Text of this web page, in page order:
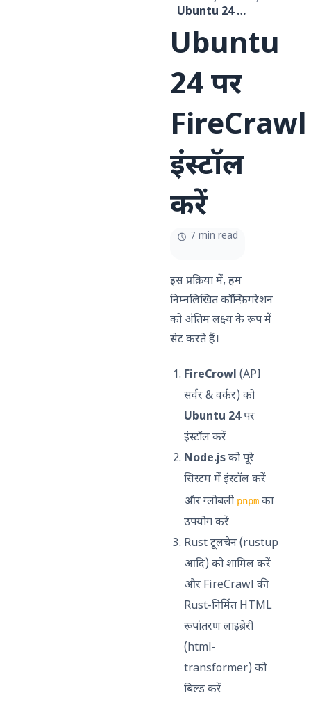
Ubuntu 24 पर FireCrawl इंस्टॉल करें
Ubuntu
24 पर
FireCrawl
इंस्टॉल
करें
7 min read
इस प्रक्रिया में, हम
निम्नलिखित कॉन्फ़िगरेशन
को अंतिम लक्ष्य के रूप में
सेट करते हैं।
FireCrowl (API
सर्वर & वर्कर) को
Ubuntu 24पर
इंस्टॉल करें
Node.jsको पूरे
सिस्टम में इंस्टॉल करें
और ग्लोबली pnpm का
उपयोग करें
Rust टूलचेन (rustup
आदि) को शामिल करें
और FireCrawl की
Rust-निर्मित HTML
रूपांतरण लाइब्रेरी
(html-
transformer) को
बिल्ड करें